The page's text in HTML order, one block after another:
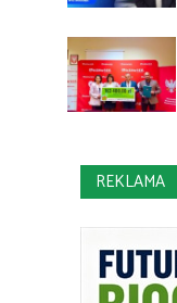
REKLAMA